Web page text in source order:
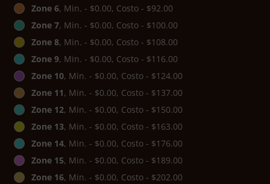
Zone 6, Min. - $0.00, Costo - $92.00
Zone 7, Min. - $0.00, Costo - $100.00
Zone 8, Min. - $0.00, Costo - $108.00
Zone 9, Min. - $0.00, Costo - $116.00
Zone 10, Min. - $0.00, Costo - $124.00
Zone 11, Min. - $0.00, Costo - $137.00
Zone 12, Min. - $0.00, Costo - $150.00
Zone 13, Min. - $0.00, Costo - $163.00
Zone 14, Min. - $0.00, Costo - $176.00
Zone 15, Min. - $0.00, Costo - $189.00
Zone 16, Min. - $0.00, Costo - $202.00